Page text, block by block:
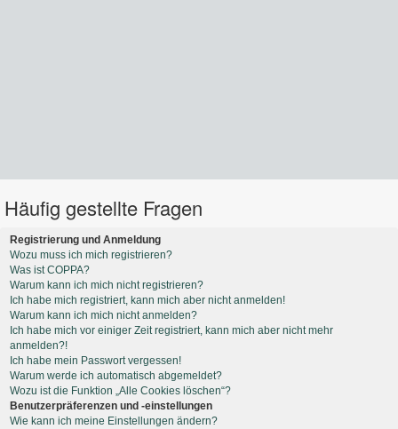
Häufig gestellte Fragen
Registrierung und Anmeldung
Wozu muss ich mich registrieren?
Was ist COPPA?
Warum kann ich mich nicht registrieren?
Ich habe mich registriert, kann mich aber nicht anmelden!
Warum kann ich mich nicht anmelden?
Ich habe mich vor einiger Zeit registriert, kann mich aber nicht mehr
anmelden?!
Ich habe mein Passwort vergessen!
Warum werde ich automatisch abgemeldet?
Wozu ist die Funktion „Alle Cookies löschen“?
Benutzerpräferenzen und -einstellungen
Wie kann ich meine Einstellungen ändern?